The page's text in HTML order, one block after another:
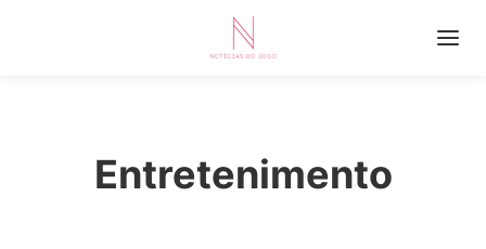
Entretenimento